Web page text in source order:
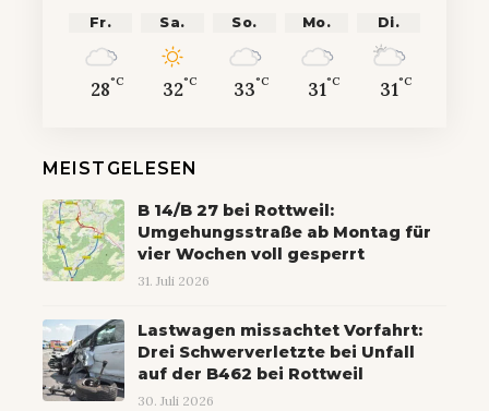
Fr.
28°C
Sa.
32°C
So.
33°C
Mo.
31°C
Di.
31°C
MEISTGELESEN
B 14/B 27 bei Rottweil:
Umgehungsstraße ab Montag für
vier Wochen voll gesperrt
31. Juli 2026
Lastwagen missachtet Vorfahrt:
Drei Schwerverletzte bei Unfall
auf der B462 bei Rottweil
30. Juli 2026